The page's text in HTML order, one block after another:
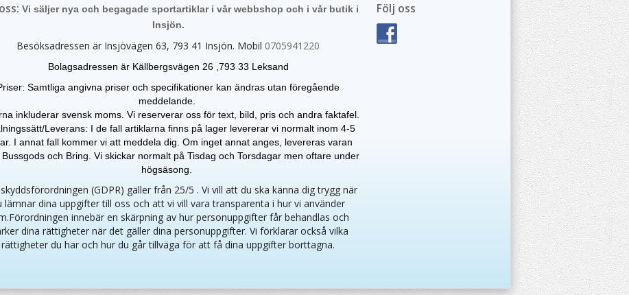
Följ oss
Vi säljer nya och begagade sportartiklar i vår webbshop och i vår butik i
Insjön.
Besöksadressen är Insjövägen 63, 793 41 Insjön. Mobil 0705941220
Bolagsadressen är Källbergsvägen 26 ,793 33 Leksand
Samtliga angivna priser och specifikationer kan ändras utan föregående
meddelande.
inkluderar svensk moms. Vi reserverar oss för text, bild, pris och andra faktafel.
Leverans: I de fall artiklarna finns på lager levererar vi normalt inom 4-5
I annat fall kommer vi att meddela dig. Om inget annat anges, levereras varan
och Bring. Vi skickar normalt på Tisdag och Torsdagar men oftare under
högsäsong.
(GDPR) gäller från 25/5 . Vi vill att du ska känna dig trygg när
lämnar dina uppgifter till oss och att vi vill vara transparenta i hur vi använder
innebär en skärpning av hur personuppgifter får behandlas och
dina rättigheter när det gäller dina personuppgifter. Vi förklarar också vilka
rättigheter du har och hur du går tillväga för att få dina uppgifter borttagna.